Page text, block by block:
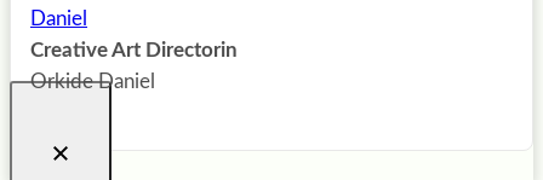
Creative Art Directorin
Orkide Daniel